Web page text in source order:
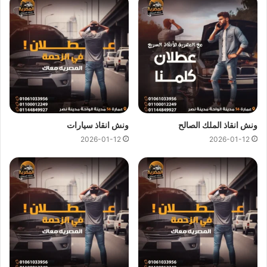
ونش انقاذلـنقل القوارب وسيارات الجولف.
ونش انقاذ
لـنقل الكرافانات
كل هذا باقل سعر كما نقدم عروض وخصومات تصل الي خصم 50%
علي جميع خدماتانقاذ السيارات
ونش انقاذ المصرية لدينا دائماونش انقاذ في القاهرة الجديدة
لسحب و انقاذ سيارتك ونقلك الي اقرب مركز صيانة او توكيل
سيارات ، اتصل بنا الان ولا تتردد
ونش انقاذالمصرية هو
الجديدة 01144849927او01017439322او01094833093
ليصلكونش انقاذ سيارات
سريع و مجهز بأحدث المعدات واحدث
وسائل الامان والراحة.
ونش انقاذ سيارات بالقاهرة الجديدة
من اهم اسباب نجاح ونش المصرية لانقاذ السياراتهى خبرتنا
ونش انقاذ الملك الصالح
2026-01-12
ونش انقاذ سيارات
2026-01-12